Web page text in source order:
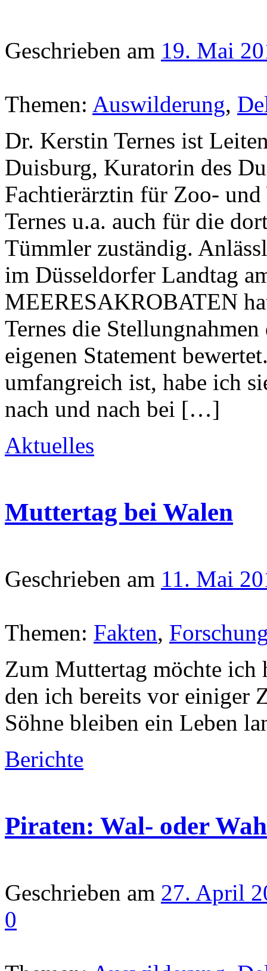
Geschrieben am 19. Mai
Themen: Auswilderung,
Dr. Kerstin Ternes ist
Duisburg, Kuratorin des
Fachtierärztin für Zoo-
Ternes u.a. auch für die
Tümmler zuständig.
im Düsseldorfer Landtag
MEERESAKROBATEN
Ternes die
eigenen Statement
umfangreich ist, habe ich
nach und nach bei […]
Aktuelles
Muttertag bei Walen
Geschrieben am 11. Mai
Themen: Fakten,
Zum Muttertag möchte
den ich bereits vor einiger
Söhne bleiben ein Leben
Berichte
Piraten: Wal- oder
Geschrieben am 27. April
0